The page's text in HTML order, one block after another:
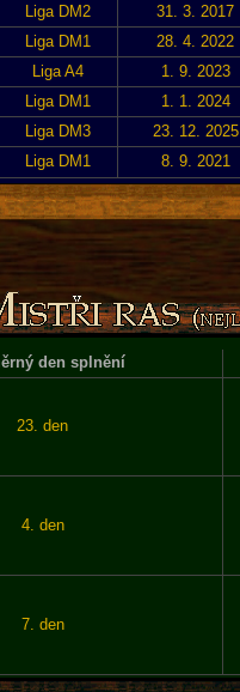
Liga DM2 31. 3. 2017
Liga DM1 28. 4. 2022
Liga A4 1. 9. 2023
Liga DM1 1. 1. 2024
Liga DM3 23. 12. 2025
Liga DM1 8. 9. 2021
den splnění
23. den
4. den
7. den